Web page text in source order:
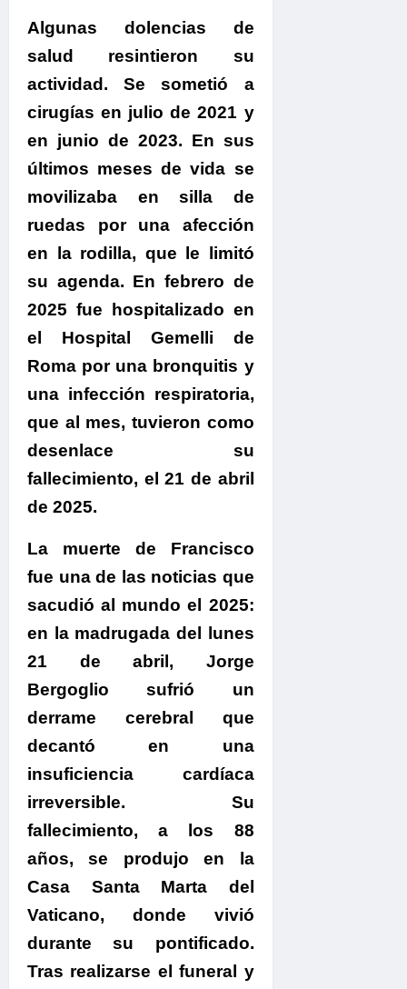
Algunas dolencias de
salud resintieron su
actividad. Se sometió a
cirugías en julio de 2021 y
en junio de 2023. En sus
últimos meses de vida se
movilizaba en silla de
ruedas por una afección
en la rodilla, que le limitó
su agenda. En febrero de
2025 fue hospitalizado en
el Hospital Gemelli de
Roma por una bronquitis y
una infección respiratoria,
que al mes, tuvieron como
desenlace su
fallecimiento, el 21 de abril
de 2025.
La muerte de Francisco
fue una de las noticias que
sacudió al mundo el 2025:
en la madrugada del lunes
21 de abril, Jorge
Bergoglio sufrió un
derrame cerebral que
decantó en una
insuficiencia cardíaca
irreversible. Su
fallecimiento, a los 88
años, se produjo en la
Casa Santa Marta del
Vaticano, donde vivió
durante su pontificado.
Tras realizarse el funeral y